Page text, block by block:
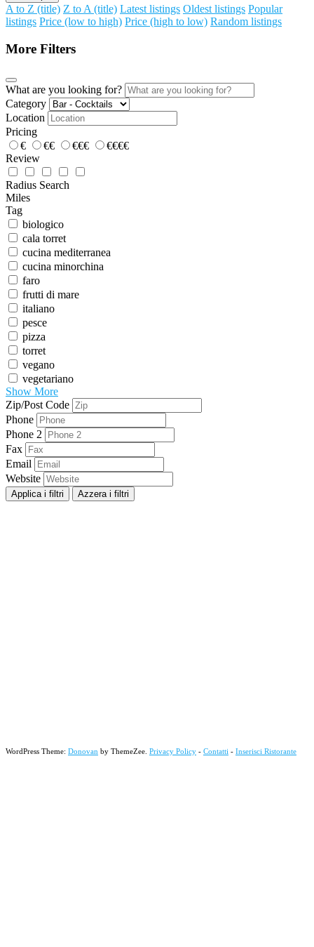
A to Z (title) Z to A (title) Latest listings Oldest listings Popular
listings Price (low to high) Price (high to low) Random listings
More Filters
What are you looking for?
Category
Location
Pricing
€
€€ €€€
€€€€
Review
Radius Search
Miles
Tag
biologico
cala torret
cucina mediterranea
cucina minorchina
faro
frutti di mare
italiano
pesce
pizza
torret
vegano
vegetariano
Show More
Zip/Post Code
Phone
Phone 2
Fax
Email
Website
Applica i filtri Azzera i filtri
WordPress Theme: Donovan by ThemeZee. Privacy Policy - Contatti - Inserisci Ristorante